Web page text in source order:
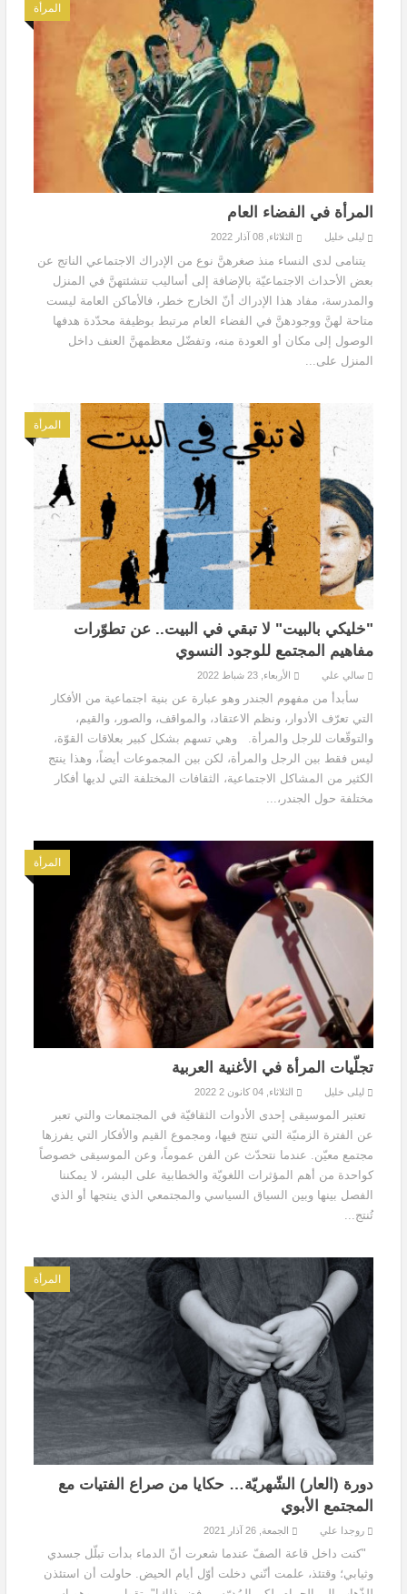
المرأة
المرأة في الفضاء العام
ليلى خليل الثلاثاء, 08 آذار 2022
يتنامى لدى النساء منذ صغرهنَّ نوع من الإدراك الاجتماعي الناتج عن
بعض الأحداث الاجتماعيّة بالإضافة إلى أساليب تنشئتهنَّ في المنزل
والمدرسة، مفاد هذا الإدراك أنّ الخارج خطر، فالأماكن العامة ليست
متاحة لهنَّ ووجودهنَّ في الفضاء العام مرتبط بوظيفة محدّدة هدفها
الوصول إلى مكان أو العودة منه، وتفضّل معظمهنَّ العنف داخل
المنزل على...
المرأة
"خليكي بالبيت" لا تبقي في البيت.. عن تطوّرات
مفاهيم المجتمع للوجود النسوي
سالي علي الأربعاء, 23 شباط 2022
سأبدأ من مفهوم الجندر وهو عبارة عن بنية اجتماعية من الأفكار
التي تعرّف الأدوار، ونظم الاعتقاد، والمواقف، والصور، والقيم،
والتوقّعات للرجل والمرأة. وهي تسهم بشكل كبير بعلاقات القوّة،
ليس فقط بين الرجل والمرأة، لكن بين المجموعات أيضاً، وهذا ينتج
الكثير من المشاكل الاجتماعية، الثقافات المختلفة التي لديها أفكار
مختلفة حول الجندر،...
المرأة
تجلّيات المرأة في الأغنية العربية
ليلى خليل الثلاثاء, 04 كانون 2 2022
تعتبر الموسيقى إحدى الأدوات الثقافيّة في المجتمعات والتي تعبر
عن الفترة الزمنيّة التي تنتج فيها، ومجموع القيم والأفكار التي يفرزها
مجتمع معيّن. عندما نتحدّث عن الفن عموماً، وعن الموسيقى خصوصاً
كواحدة من أهم المؤثرات اللغويّة والخطابية على البشر، لا يمكننا
الفصل بينها وبين السياق السياسي والمجتمعي الذي ينتجها أو الذي
تُنتج...
المرأة
دورة (العار) الشّهريّة… حكايا من صراع الفتيات مع
المجتمع الأبوي
روجدا علي الجمعة, 26 آذار 2021
"كنت داخل قاعة الصفّ عندما شعرت أنّ الدماء بدأت تبلّل جسدي
وثيابي؛ وقتئذ، علمت أنّني دخلت أوّل أيام الحيض. حاولت أن استئذن